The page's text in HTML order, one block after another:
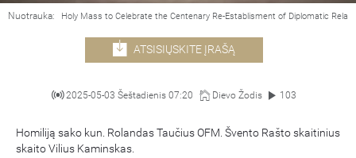
Nuotrauka: Holy Mass to Celebrate the Centenary Re-Establisment of Diplomatic
ATSISIŲSKITE ĮRAŠĄ
2025-05-03 Šeštadienis 07:20 Dievo Žodis 103
Homiliją sako kun. Rolandas Taučius OFM. Švento Rašto skaitinius
skaito Vilius Kaminskas.